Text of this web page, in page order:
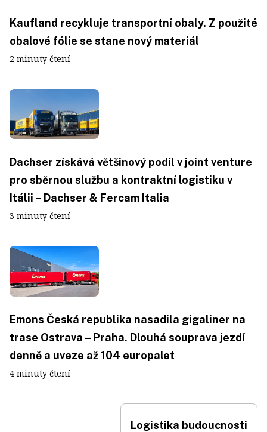
Kaufland recykluje transportní obaly. Z použité
obalové fólie se stane nový materiál
2 minuty čtení
Dachser získává většinový podíl v joint venture
pro sběrnou službu a kontraktní logistiku v
Itálii – Dachser & Fercam Italia
3 minuty čtení
Emons Česká republika nasadila gigaliner na
trase Ostrava – Praha. Dlouhá souprava jezdí
denně a uveze až 104 europalet
4 minuty čtení
Logistika budoucnosti